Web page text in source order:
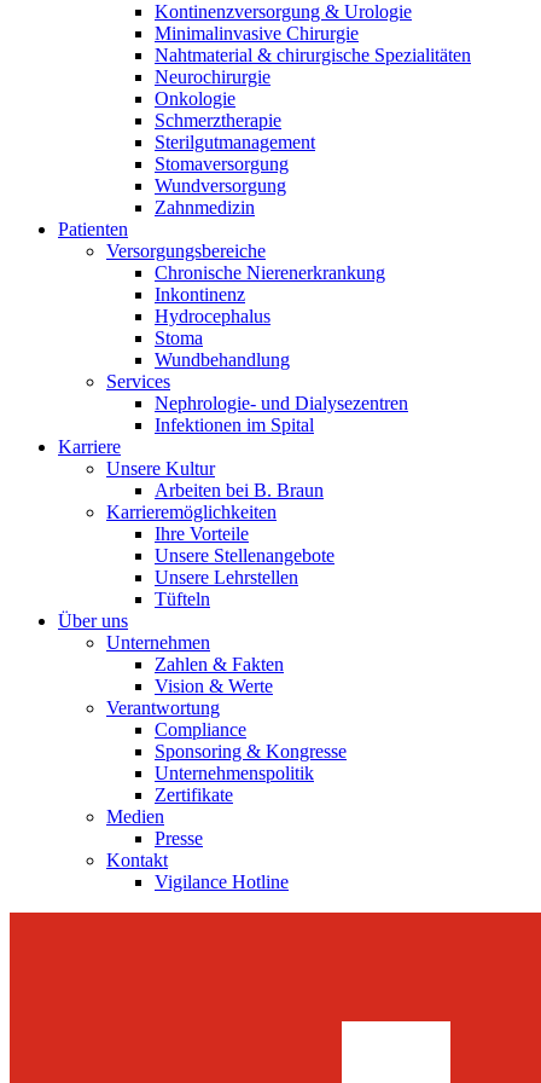
Kontinenzversorgung & Urologie
Minimalinvasive Chirurgie
Nahtmaterial & chirurgische Spezialitäten
Neurochirurgie
Onkologie
Schmerztherapie
Sterilgutmanagement
Stomaversorgung
Wundversorgung
Zahnmedizin
Patienten
Versorgungsbereiche
Chronische Nierenerkrankung
Inkontinenz
Hydrocephalus
Stoma
Wundbehandlung
Services
Nephrologie- und Dialysezentren
Infektionen im Spital
Karriere
Unsere Kultur
Arbeiten bei B. Braun
Karrieremöglichkeiten
Ihre Vorteile
Unsere Stellenangebote
Unsere Lehrstellen
Tüfteln
Über uns
Unternehmen
Zahlen & Fakten
Vision & Werte
Verantwortung
Compliance
Sponsoring & Kongresse
Unternehmenspolitik
Zertifikate
Medien
Presse
Kontakt
Vigilance Hotline